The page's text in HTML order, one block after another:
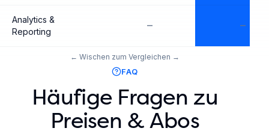
Analytics &
Reporting
– –
FAQ
Häufige Fragen zu
Preisen & Abos